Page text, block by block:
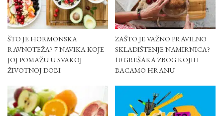
ŠTO JE HORMONSKA
RAVNOTEŽA? 7 NAVIKA KOJE
JOJ POMAŽU U SVAKOJ
ŽIVOTNOJ DOBI
ZAŠTO JE VAŽNO PRAVILNO
SKLADIŠTENJE NAMIRNICA?
10 GREŠAKA ZBOG KOJIH
BACAMO HRANU